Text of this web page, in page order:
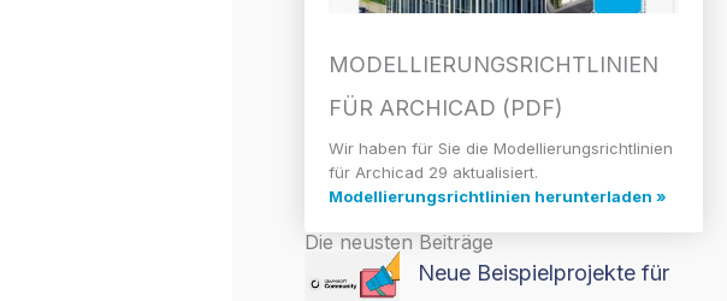
MODELLIERUNGS­RICHTLINIEN
FÜR ARCHICAD (PDF)
Wir haben für Sie die Modellierungsrichtlinien
für Archicad 29 aktualisiert.
Modellierungsrichtlinien herunterladen »
Die neusten Beiträge
Neue Beispielprojekte für